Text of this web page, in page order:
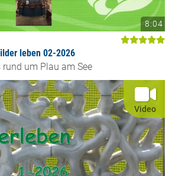
8:04
leben 02-2026
rund um Plau am See
Video